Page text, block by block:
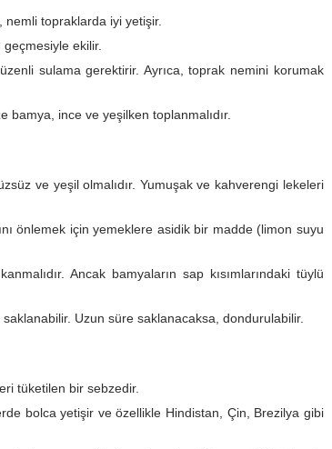
nemli topraklarda iyi yetişir.
ekilir.
sulama gerektirir. Ayrıca, toprak nemini korumak
bamya, ince ve yeşilken toplanmalıdır.
ve yeşil olmalıdır. Yumuşak ve kahverengi lekeleri
önlemek için yemeklere asidik bir madde (limon suyu
Ancak bamyaların sap kısımlarındaki tüylü
Uzun süre saklanacaksa, dondurulabilir.
tüketilen bir sebzedir.
bolca yetişir ve özellikle Hindistan, Çin, Brezilya gibi